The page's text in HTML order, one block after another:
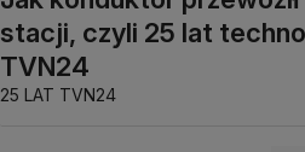
stacji, czyli 25 lat
TVN24
25 LAT TVN24